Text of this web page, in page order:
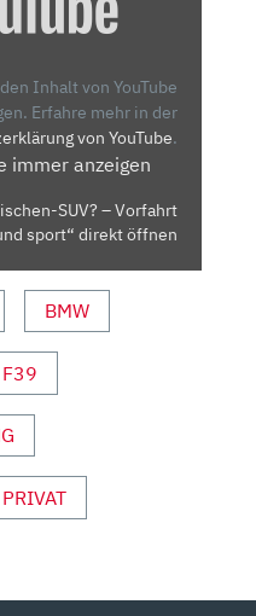
Inhalt von YouTube
Erfahre mehr in der
von YouTube.
immer anzeigen
SUV? – Vorfahrt
sport“ direkt öffnen
BMW
PRIVAT